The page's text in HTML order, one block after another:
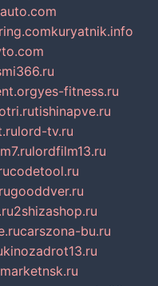
kuryatnik.info
yes-fitness.ru
tishinapve.ru
lord-tv.ru
lordfilm13.ru
codetool.ru
gooddver.ru
2shizashop.ru
carszona-bu.ru
kinozadrot13.ru